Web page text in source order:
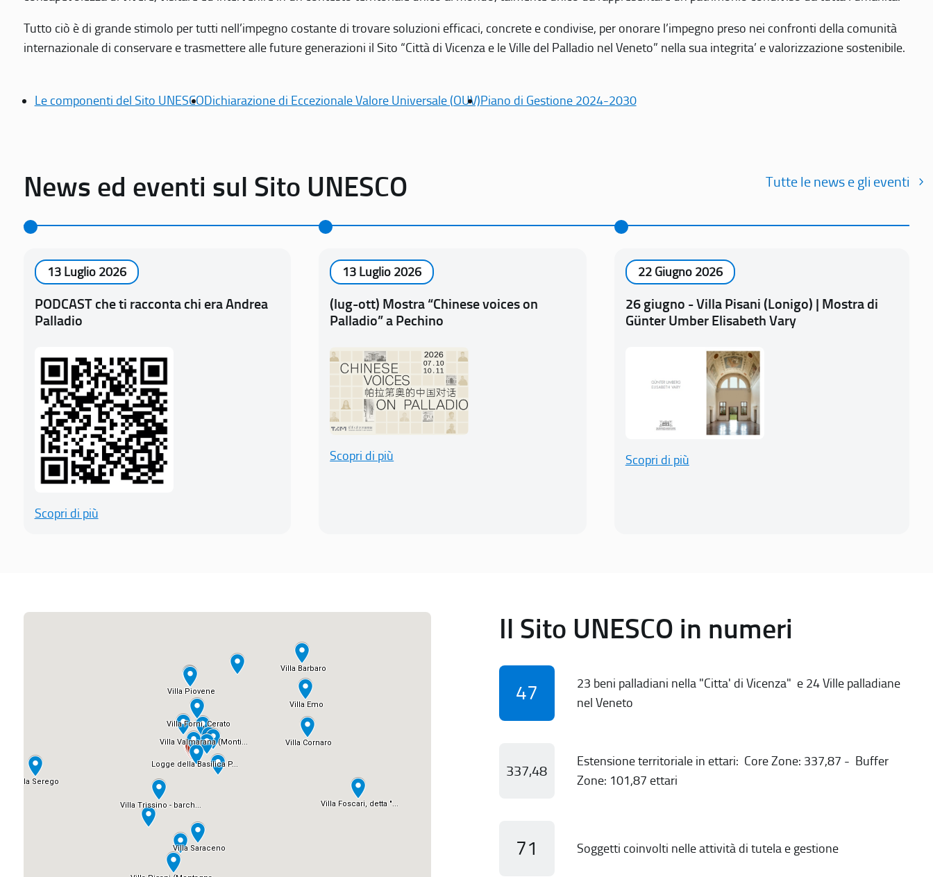
Tutto ciò è di grande stimolo per tutti nell’impegno costante di trovare soluzioni efficaci, concrete e condivise, per onorare l’impegno preso nei confronti della comunità
internazionale di conservare e trasmettere alle future generazioni il Sito “Città di Vicenza e le Ville del Palladio nel Veneto” nella sua integrita’ e valorizzazione sostenibile.
Le componenti del Sito UNESCODichiarazione di Eccezionale Valore Universale (OUV)Piano di Gestione 2024-2030
News ed eventi sul Sito UNESCO Tutte le news e gli eventi
13 Luglio 2026
PODCAST che ti racconta chi era Andrea
Palladio
Scopri di più
13 Luglio 2026
(lug-ott) Mostra “Chinese voices on
Palladio” a Pechino
Scopri di più
22 Giugno 2026
26 giugno - Villa Pisani (Lonigo) | Mostra di
Günter Umber Elisabeth Vary
Scopri di più
Il Sito UNESCO in numeri
47
23 beni palladiani nella "Citta' di Vicenza" e 24 Ville palladiane
nel Veneto
337,48
Estensione territoriale in ettari: Core Zone: 337,87 - Buffer
Zone: 101,87 ettari
71 Soggetti coinvolti nelle attività di tutela e gestione